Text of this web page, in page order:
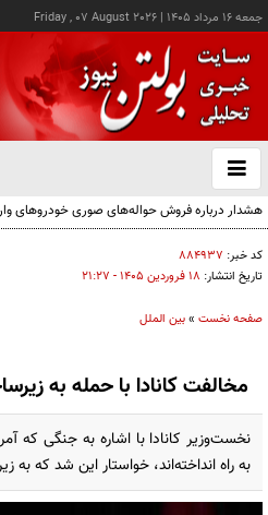
جمعه ۱۶ مرداد ۱۴۰۵ |
Friday , 07 August 2026
باز
و
هشدار درباره فروش حواله‌های صوری خودروهای
کد خبر: ۸۸۴۹۳۷
تاریخ انتشار: ۱۸ فروردين ۱۴۰۵ - ۲۱:۲۷
صفحه نخست »بین الملل
مخالفت کانادا با حمله به
نخست‌وزیر کانادا با اشاره به جنگی که
به راه انداخته‌اند، خواستار این شد که